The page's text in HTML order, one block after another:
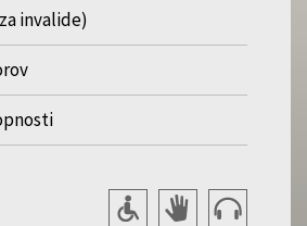
invalide)